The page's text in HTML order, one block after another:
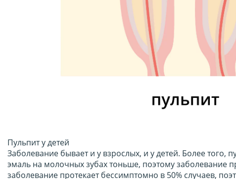
Пульпит у детей
Заболевание бывает и у взрослых, и у детей. Более того,
эмаль на молочных зубах тоньше, поэтому заболевание
заболевание протекает бессимптомно в 50% случаев,